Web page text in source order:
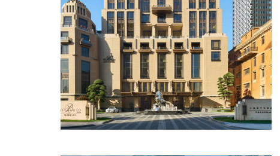
日光派对泳池
三亚美高梅度假酒店